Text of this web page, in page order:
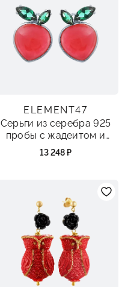
ELEMENT47
Серьги из серебра 925
пробы с жадеитом и
фианитами
13 248 ₽